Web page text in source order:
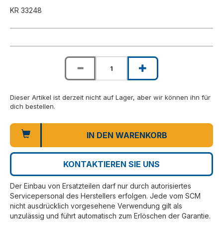
KR 33248
Dieser Artikel ist derzeit nicht auf Lager, aber wir können ihn für
dich bestellen.
IN DEN WARENKORB
KONTAKTIEREN SIE UNS
Der Einbau von Ersatzteilen darf nur durch autorisiertes
Servicepersonal des Herstellers erfolgen. Jede vom SCM
nicht ausdrücklich vorgesehene Verwendung gilt als
unzulässig und führt automatisch zum Erlöschen der Garantie.